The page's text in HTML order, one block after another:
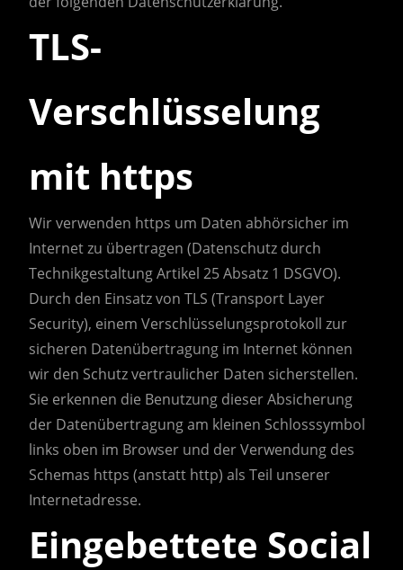
TLS-
Verschlüsselung
mit https
Wir verwenden https um Daten abhörsicher im
Internet zu übertragen (Datenschutz durch
Technikgestaltung Artikel 25 Absatz 1 DSGVO).
Durch den Einsatz von TLS (Transport Layer
Security), einem Verschlüsselungsprotokoll zur
sicheren Datenübertragung im Internet können
wir den Schutz vertraulicher Daten sicherstellen.
Sie erkennen die Benutzung dieser Absicherung
der Datenübertragung am kleinen Schlosssymbol
links oben im Browser und der Verwendung des
Schemas https (anstatt http) als Teil unserer
Internetadresse.
Eingebettete Social